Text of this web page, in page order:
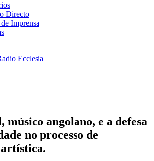
Directo
Imprensa
Ecclesia
músico angolano, e a defesa
no processo de